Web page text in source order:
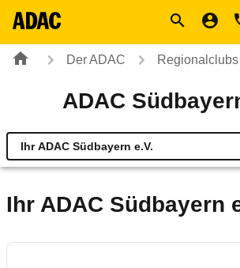
Der ADAC Regionalclubs
ADAC
Ihr ADAC Südbayern e.V.
Ihr ADAC Südbayern